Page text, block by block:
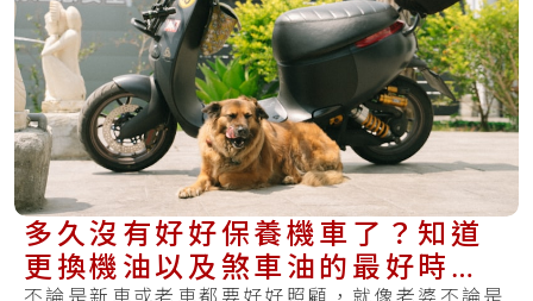
多久沒有好好保養機車了？知道
更換機油以及煞車油的最好時